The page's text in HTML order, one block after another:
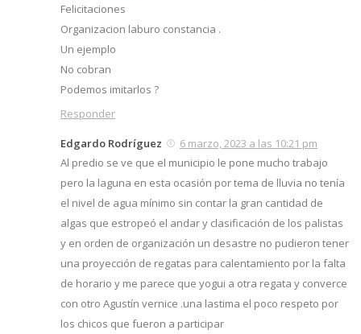
Felicitaciones
Organizacion laburo constancia .
Un ejemplo
No cobran
Podemos imitarlos ?
Responder
Edgardo Rodríguez
6 marzo, 2023 a las 10:21 pm
Al predio se ve que el municipio le pone mucho trabajo
pero la laguna en esta ocasión por tema de lluvia no tenía
el nivel de agua mínimo sin contar la gran cantidad de
algas que estropeó el andar y clasificación de los palistas
y en orden de organización un desastre no pudieron tener
una proyección de regatas para calentamiento por la falta
de horario y me parece que yogui a otra regata y converce
con otro Agustín vernice .una lastima el poco respeto por
los chicos que fueron a participar